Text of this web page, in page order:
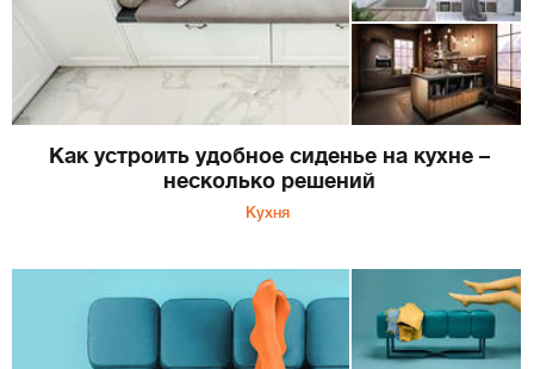
Как устроить удобное сиденье на кухне –
несколько решений
Кухня